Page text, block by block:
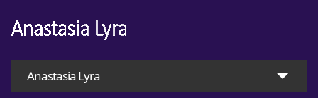
Anastasia Lyra